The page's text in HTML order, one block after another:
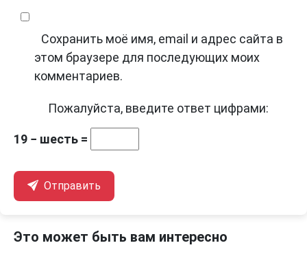
Сохранить моё имя, email и адрес сайта в
этом браузере для последующих моих
комментариев.
Пожалуйста, введите ответ цифрами:
19 − шесть =
Отправить
Это может быть вам интересно